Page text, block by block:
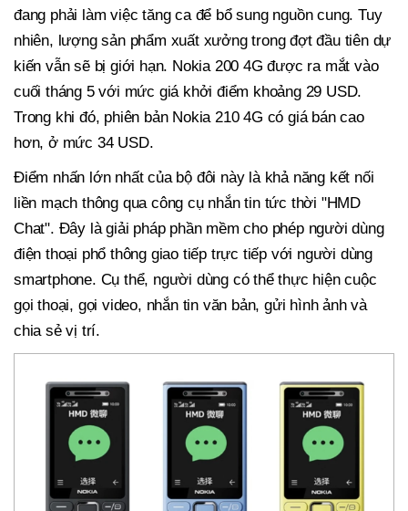
đang phải làm việc tăng ca để bổ sung nguồn cung. Tuy
nhiên, lượng sản phẩm xuất xưởng trong đợt đầu tiên dự
kiến vẫn sẽ bị giới hạn. Nokia 200 4G được ra mắt vào
cuối tháng 5 với mức giá khởi điểm khoảng 29 USD.
Trong khi đó, phiên bản Nokia 210 4G có giá bán cao
hơn, ở mức 34 USD.
Điểm nhấn lớn nhất của bộ đôi này là khả năng kết nối
liền mạch thông qua công cụ nhắn tin tức thời "HMD
Chat". Đây là giải pháp phần mềm cho phép người dùng
điện thoại phổ thông giao tiếp trực tiếp với người dùng
smartphone. Cụ thể, người dùng có thể thực hiện cuộc
gọi thoại, gọi video, nhắn tin văn bản, gửi hình ảnh và
chia sẻ vị trí.